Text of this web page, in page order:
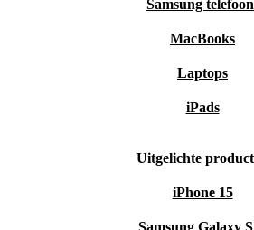
Samsung
MacBooks
Laptops
iPads
Uitgelichte
iPhone 15
Samsung Galaxy